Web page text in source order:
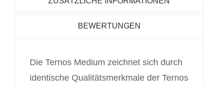
BEWERTUNGEN
Die Ternos Medium zeichnet sich durch
identische Qualitätsmerkmale der Ternos